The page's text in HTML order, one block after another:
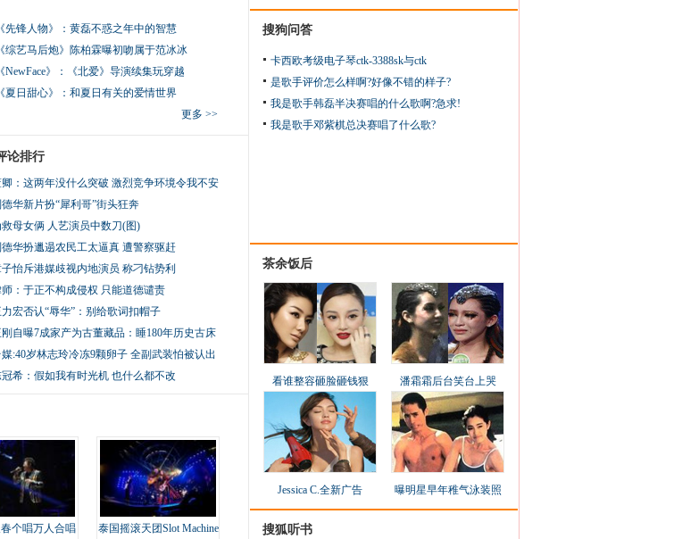
《先锋人物》：黄磊不惑之年中的智慧
《综艺马后炮》陈柏霖曝初吻属于范冰冰
《NewFace》：《北爱》导演续集玩穿越
《夏日甜心》：和夏日有关的爱情世界
更多 >>
论排行
：这两年没什么突破 激烈竞争环境令我不安
华新片扮“犀利哥”街头狂奔
救母女俩 人艺演员中数刀(图)
华扮邋遢农民工太逼真 遭警察驱赶
怡斥港媒歧视内地演员 称刁钻势利
：于正不构成侵权 只能道德谴责
宏否认“辱华”：别给歌词扣帽子
自曝7成家产为古董藏品：睡180年历史古床
媒:40岁林志玲冷冻9颗卵子 全副武装怕被认出
冠希：假如我有时光机 也什么都不改
个唱万人合唱
泰国摇滚天团Slot Machine
搜狗问答
卡西欧考级电子琴ctk-3388sk与ctk
是歌手评价怎么样啊?好像不错的样子?
我是歌手韩磊半决赛唱的什么歌啊?急求!
我是歌手邓紫棋总决赛唱了什么歌?
茶余饭后
看谁整容砸脸砸钱狠 潘霜霜后台笑台上哭
Jessica C.全新广告 曝明星早年稚气泳装照
搜狐听书